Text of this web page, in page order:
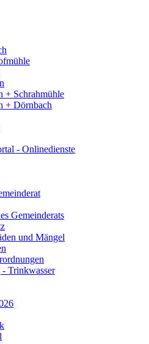
+ Schrahmühle
+ Dörnbach
- Onlinedienste
Gemeinderats
und Mängel
- Trinkwasser